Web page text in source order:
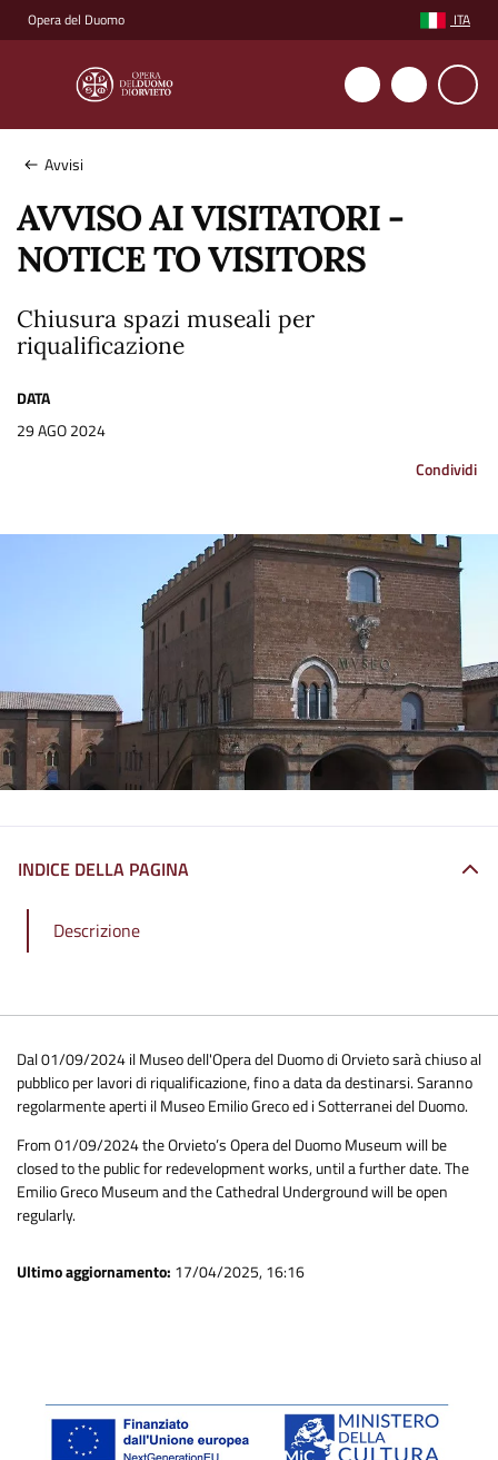
Vai ai contenuti
Vai al footer
Opera del Duomo Selezione
ITA
Avvisi
AVVISO AI VISITATORI -
NOTICE TO VISITORS
Chiusura spazi museali per
riqualificazione
DATA
29 AGO 2024
Condividi
INDICE DELLA PAGINA
Descrizione
Dal 01/09/2024 il Museo dell'Opera del Duomo di Orvieto sarà chiuso al
pubblico per lavori di riqualificazione, fino a data da destinarsi. Saranno
regolarmente aperti il Museo Emilio Greco ed i Sotterranei del Duomo.
From 01/09/2024 the Orvieto’s Opera del Duomo Museum will be
closed to the public for redevelopment works, until a further date. The
Emilio Greco Museum and the Cathedral Underground will be open
regularly.
Ultimo aggiornamento: 17/04/2025, 16:16